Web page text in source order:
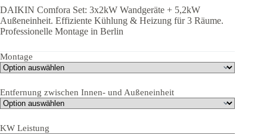
bis
11.450,00 €
DAIKIN Comfora Set: 3x2kW Wandgeräte + 5,2kW
Außeneinheit. Effiziente Kühlung & Heizung für 3 Räume.
Professionelle Montage in Berlin
Montage
Entfernung zwischen Innen- und Außeneinheit
KW Leistung